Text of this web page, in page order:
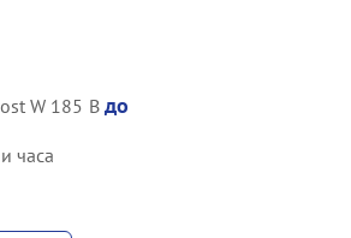
W 185 B до
часа